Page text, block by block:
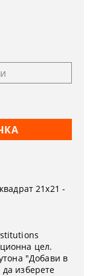
21x21 -
цел.
"Добави в
изберете